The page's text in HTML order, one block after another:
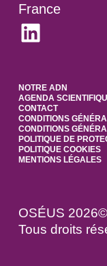
France
LinkedIn
NOTRE ADN
AGENDA
CONTACT
CONDITIONS
CONDITIONS
POLITIQUE DE
POLITIQUE COOKIES
MENTIONS LÉGALES
OSÉUS 2026©
Tous droits